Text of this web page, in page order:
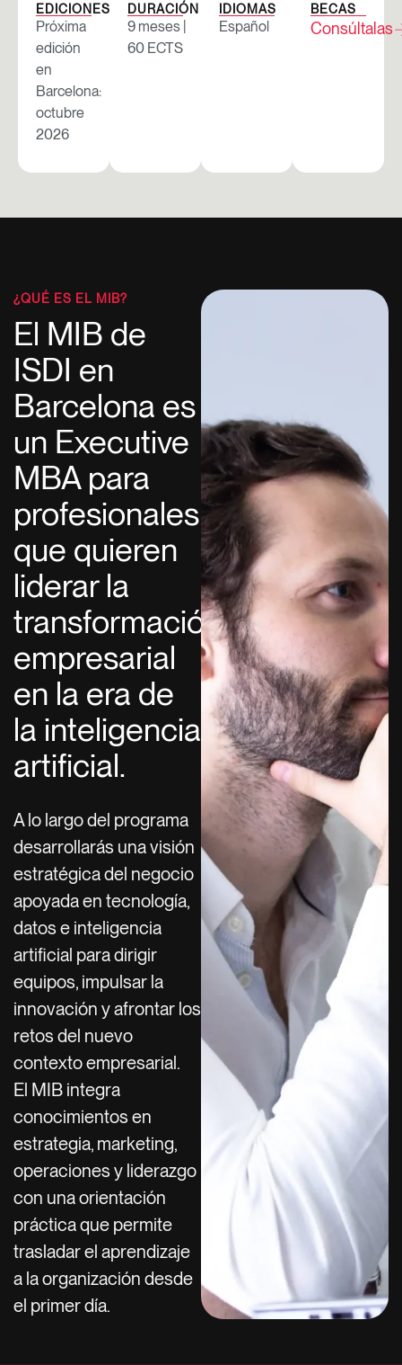
EDICIONES
Próxima
edición
en
Barcelona:
octubre
2026
DURACIÓN
9 meses |
60 ECTS
IDIOMAS
Español
BECAS
Consúltalas
¿QUÉ ES EL MIB?
El MIB de
ISDI en
Barcelona es
un Executive
MBA para
profesionales
que quieren
liderar la
transformación
empresarial
en la era de
la inteligencia
artificial.
A lo largo del programa
desarrollarás una visión
estratégica del negocio
apoyada en tecnología,
datos e inteligencia
artificial para dirigir
equipos, impulsar la
innovación y afrontar los
retos del nuevo
contexto empresarial.
El MIB integra
conocimientos en
estrategia, marketing,
operaciones y liderazgo
con una orientación
práctica que permite
trasladar el aprendizaje
a la organización desde
el primer día.